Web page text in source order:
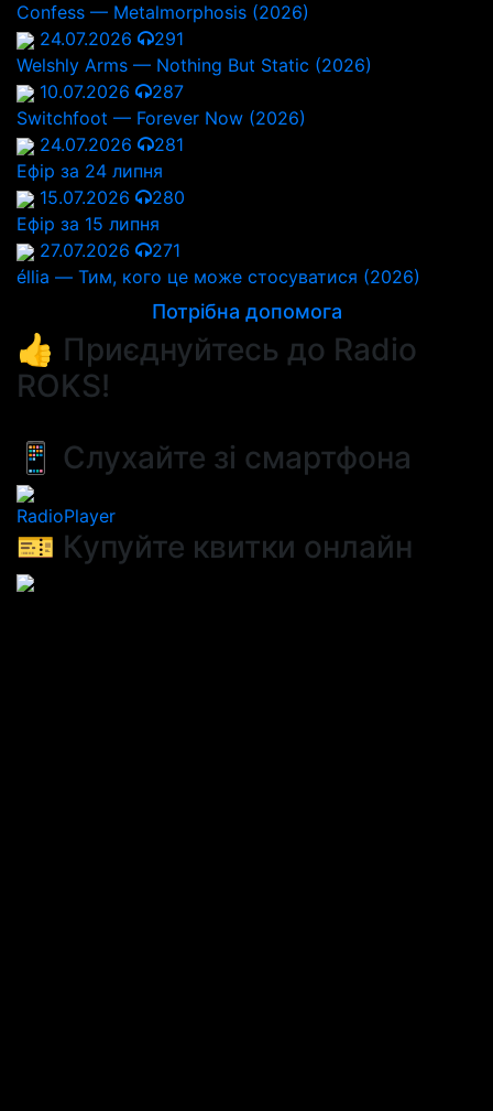
Confess — Metalmorphosis (2026)
24.07.2026
291
Welshly Arms — Nothing But Static (2026)
10.07.2026
287
Switchfoot — Forever Now (2026)
24.07.2026
281
Ефір за 24 липня
15.07.2026
280
Ефір за 15 липня
27.07.2026
271
éllia — Тим, кого це може стосуватися (2026)
Потрібна допомога
👍 Приєднуйтесь до Radio
ROKS!
📱 Слухайте зі смартфона
RadioPlayer
🎫 Купуйте квитки онлайн